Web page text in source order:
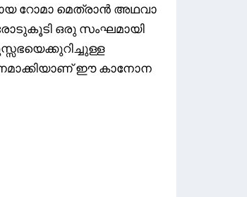
റോമാ മെത്രാൻ അഥവാ
ഒരു സംഘമായി
ഈ കാനോന